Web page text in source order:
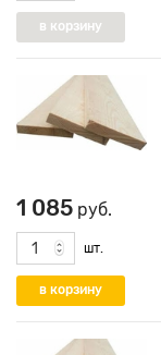
1 085 руб.
шт.